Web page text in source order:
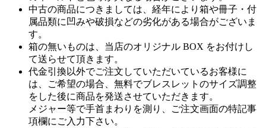
中古の商品につきましては、経年により箱や冊子・付
属品類に凹みや破損などの劣化がある場合がございま
す。
箱の無いものは、当店のオリジナル BOX をお付けし
て送らせて頂きます。
代金引換以外でご注文していただいているお客様に
は、ご希望の場合、無料でブレスレットのサイズ調整
をした後に商品を発送させていただきます。
メジャー等で手首まわりを測り、ご注文画面の特記事
項欄にご入力下さい。